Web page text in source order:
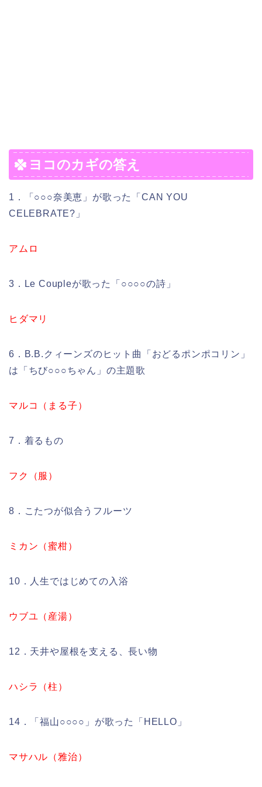
ヨコのカギの答え
1．「○○○奈美恵」が歌った「CAN YOU
CELEBRATE?」
アムロ
3．Le Coupleが歌った「○○○○の詩」
ヒダマリ
6．B.B.クィーンズのヒット曲「おどるポンポコリン」
は「ちび○○○ちゃん」の主題歌
マルコ（まる子）
7．着るもの
フク（服）
8．こたつが似合うフルーツ
ミカン（蜜柑）
10．人生ではじめての入浴
ウブユ（産湯）
12．天井や屋根を支える、長い物
ハシラ（柱）
14．「福山○○○○」が歌った「HELLO」
マサハル（雅治）